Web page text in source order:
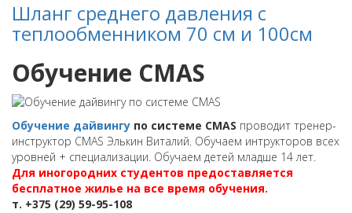
Шланг среднего давления с
теплообменником 70 см и 100см
Обучение CMAS
Обучение дайвингу по системе CMAS проводит тренер-
инструктор CMAS Элькин Виталий. Обучаем интрукторов всех
уровней + специализации. Обучаем детей младше 14 лет.
Для иногородних студентов предоставляется
бесплатное жилье на все время обучения.
т. +375 (29) 59-95-108